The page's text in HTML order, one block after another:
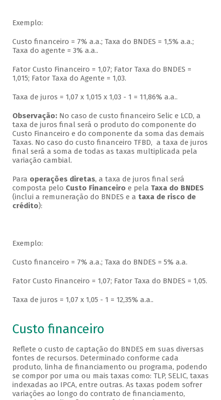
Exemplo:
Custo financeiro = 7% a.a.; Taxa do BNDES = 1,5% a.a.;
Taxa do agente = 3% a.a..
Fator Custo Financeiro = 1,07; Fator Taxa do BNDES =
1,015; Fator Taxa do Agente = 1,03.
Taxa de juros = 1,07 x 1,015 x 1,03 - 1 = 11,86% a.a..
Observação:No caso de custo financeiro Selic e LCD, a
taxa de juros final será o produto do componente do
Custo Financeiro e do componente da soma das demais
Taxas. No caso do custo financeiro TFBD, a taxa de juros
final será a soma de todas as taxas multiplicada pela
variação cambial.
Para operações diretas, a taxa de juros final será
composta pelo Custo Financeiro e pela Taxa do BNDES
(inclui a remuneração do BNDES e a taxa de risco de
crédito):
Exemplo:
Custo financeiro = 7% a.a.; Taxa do BNDES = 5% a.a.
Fator Custo Financeiro = 1,07; Fator Taxa do BNDES = 1,05.
Taxa de juros = 1,07 x 1,05 - 1 = 12,35% a.a..
Custo financeiro
Reflete o custo de captação do BNDES em suas diversas
fontes de recursos. Determinado conforme cada
produto, linha de financiamento ou programa, podendo
se compor por uma ou mais taxas como: TLP, SELIC, taxas
indexadas ao IPCA, entre outras. As taxas podem sofrer
variações ao longo do contrato de financiamento,